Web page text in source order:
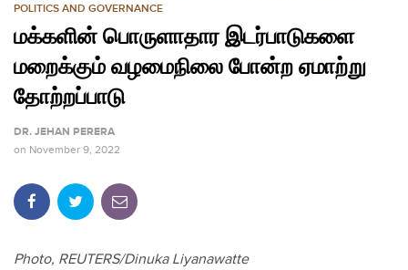
POLITICS AND GOVERNANCE
மக்களின் பொருளாதார இடர்பாடுகளை
மறைக்கும் வழமைநிலை போன்ற ஏமாற்று
தோற்றப்பாடு
DR. JEHAN PERERA
on November 9, 2022
Photo, REUTERS/Dinuka Liyanawatte